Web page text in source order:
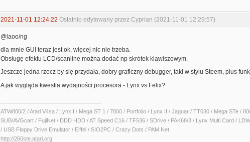
2021-11-01 12:24:22 Ostatnio edytowany przez Cyprian (2021-11-01 12:29:57)
@laoo/ng
dla mnie GUI teraz jest ok, więcej nic nie trzeba.
Obsługę efektu LCD/scanline można dodać np skrótek klawiszowym.
Jeszcze jedna rzecz by się przydała, dobry graficzny debugger, taki w stylu Steem, plus
A jak wygląda kwestia wydajności procesora - Lynx vs Felix?
ATW800/2 / Atari V4sa / Lynx I / Mega ST 1 / 7800 / Portfolio / Lynx II / Jaguar / TT030 / Mega STe /
SUB/AVGcart / FujiNet / DDD HDD / AT Speed C16 / TF536 / SDrive / PAK68/3 / Lynx Multi Card /
/ USB Floppy Drive Emulator / Eiffel / SIO2PC / Crazy Dots / PAM Net
http://260ste.atari.org